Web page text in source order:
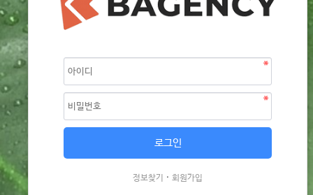
정보찾기 · 회원가입